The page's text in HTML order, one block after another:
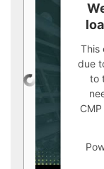
This
due
to